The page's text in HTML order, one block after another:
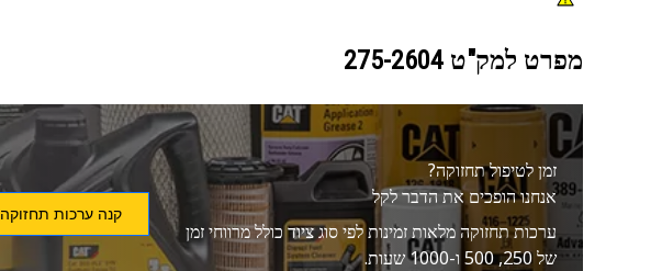
מפרט למק"ט 275-2604
זמן לטיפול תחזוקה?
אנחנו הופכים את הדבר לקל
ערכות תחזוקה מלאות זמינות לפי סוג ציוד כולל מרווחי זמן
של 250, 500 ו-1000 שעות.
קנה ערכות תחזוקה